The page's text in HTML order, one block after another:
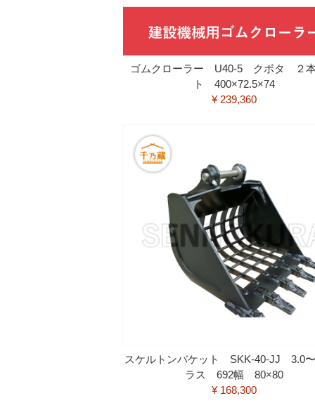
ゴムクローラー U40-5 クボタ ２
ト 400×72.5×74
¥ 239,360
スケルトンバケット SKK-40-JJ 3.0
ラス 692幅 80×80
¥ 168,300